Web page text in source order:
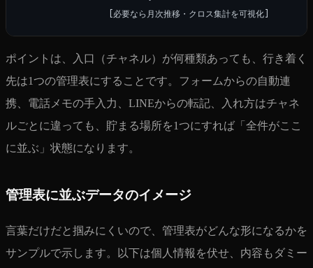
ポイントは、入口（チャネル）が何種類あっても、行き着く
先は1つの管理表にすることです。フォームからの自動連
携、電話メモの手入力、LINEからの転記、入れ方はチャネ
ルごとに違っても、貯まる場所を1つにすれば「全件がここ
に並ぶ」状態になります。
管理表に並ぶデータのイメージ
言葉だけだと掴みにくいので、管理表がどんな形になるかを
サンプルで示します。以下は個人情報を伏せ、内容もダミー